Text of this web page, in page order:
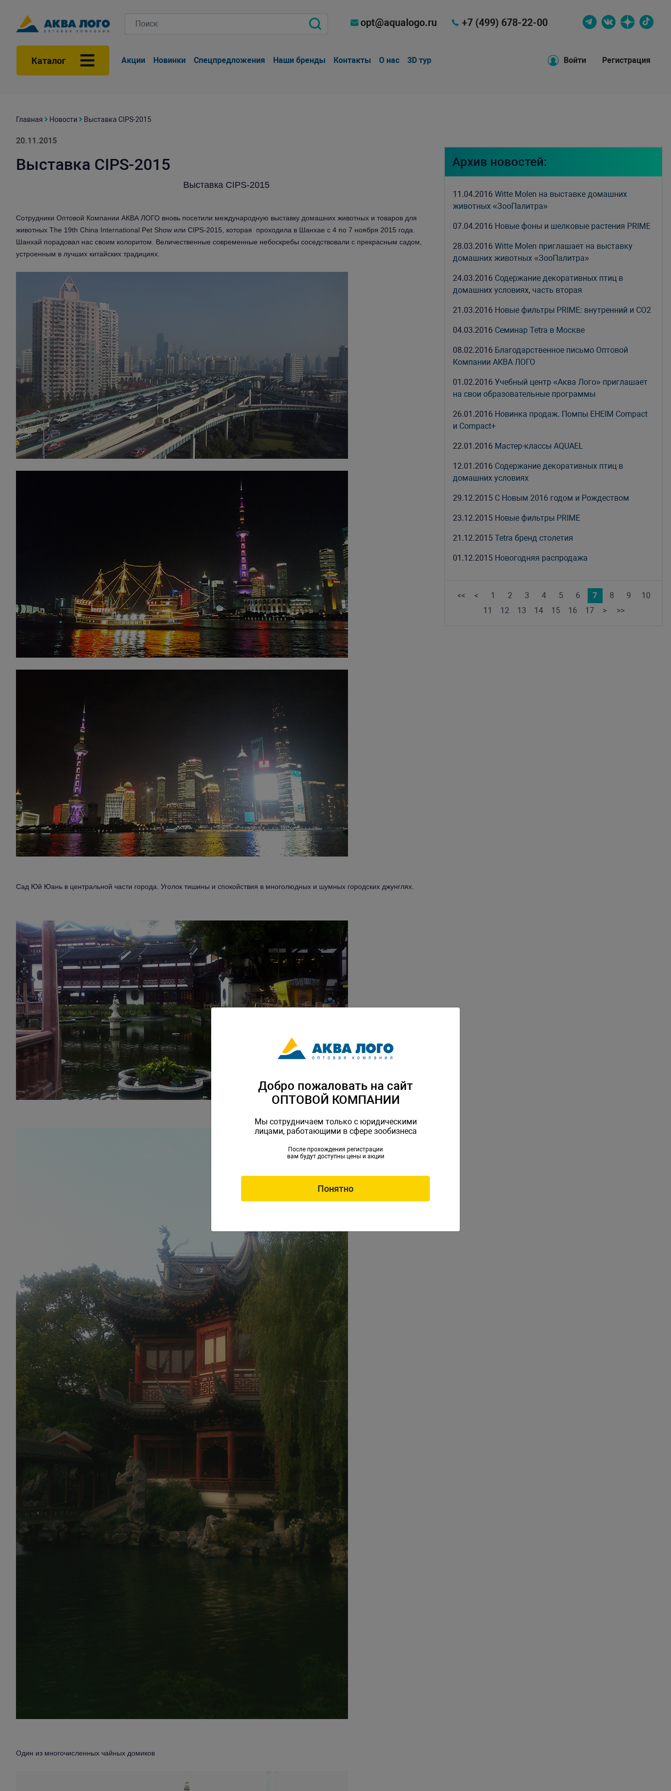
opt@aqualogo.ru +7 (499) 678-22-00
Каталог Акции Новинки Спецпредложения Наши бренды Контакты О нас 3D тур Войти Регистрация
Главная Новости Выставка CIPS-2015
20.11.2015
Выставка CIPS-2015
Выставка CIPS-2015
Сотрудники Оптовой Компании АКВА ЛОГО вновь посетили международную выставку домашних животных и товаров для
животных The 19th China International Pet Show или CIPS-2015, которая проходила в Шанхае с 4 по 7 ноября 2015 года.
Шанхай порадовал нас своим колоритом. Величественные современные небоскребы соседствовали с прекрасным садом,
устроенным в лучших китайских традициях.
Сад Юй Юань в центральной части города. Уголок тишины и спокойствия в многолюдных и шумных городских джунглях.
Один из многочисленных чайных домиков
Архив новостей:
11.04.2016Witte Molen на выставке домашних
животных «ЗооПалитра»
07.04.2016 Новые фоны и шелковые растения PRIME
28.03.2016Witte Molen приглашает на выставку
домашних животных «ЗооПалитра»
24.03.2016 Содержание декоративных птиц в
домашних условиях, часть вторая
21.03.2016 Новые фильтры PRIME: внутренний и СО2
04.03.2016 Семинар Tetra в Москве
08.02.2016 Благодарственное письмо Оптовой
Компании АКВА ЛОГО
01.02.2016 Учебный центр «Аква Лого» приглашает
на свои образовательные программы
26.01.2016 Новинка продаж. Помпы EHEIM Compact
и Compact+
22.01.2016 Мастер-классы AQUAEL
12.01.2016 Содержание декоративных птиц в
домашних условиях
29.12.2015 С Новым 2016 годом и Рождеством
23.12.2015 Новые фильтры PRIME
21.12.2015Tetra бренд столетия
01.12.2015 Новогодняя распродажа
<< < 1 2 3 4 5 6 7 8 9
10
11
12 13 14 15 16 17 > >>
Добро пожаловать на сайт
ОПТОВОЙ КОМПАНИИ
Мы сотрудничаем только с юридическими
лицами, работающими в сфере зообизнеса
После прохождения регистрации
вам будут доступны цены и акции
Понятно